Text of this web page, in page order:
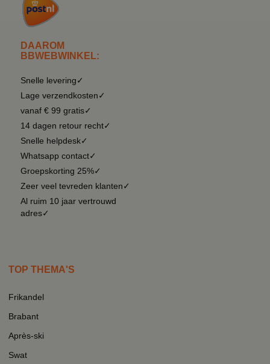
DAAROM
BBWEBWINKEL:
Snelle levering✓
Lage verzendkosten✓
vanaf € 99 gratis✓
14 dagen retour recht✓
Snelle helpdesk✓
Whatsapp contact✓
Groepskorting 25%✓
Zeer veel tevreden klanten✓
Al ruim 10 jaar vertrouwd
adres✓
TOP THEMA'S
Frikandel
Brabant
Après-ski
Swat